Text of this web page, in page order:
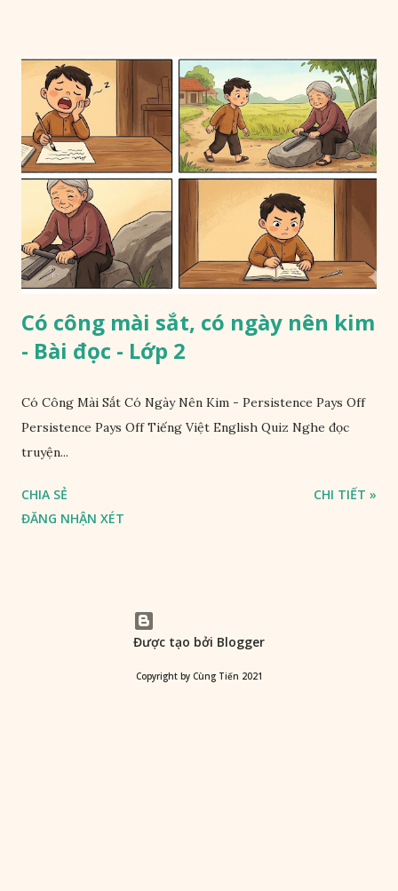
Có công mài sắt, có ngày nên kim
- Bài đọc - Lớp 2
Có Công Mài Sắt Có Ngày Nên Kim - Persistence Pays Off
Persistence Pays Off Tiếng Việt English Quiz Nghe đọc
truyện...
CHIA SẺ
ĐĂNG NHẬN XÉT
CHI TIẾT »
Được tạo bởi Blogger
Copyright by Cùng Tiến 2021